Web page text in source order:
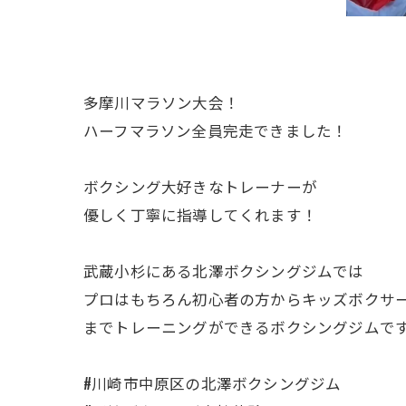
多摩川マラソン大会！
ハーフマラソン全員完走できました！
ボクシング大好きなトレーナーが
優しく丁寧に指導してくれます！
武蔵小杉にある北澤ボクシングジムでは
プロはもちろん初心者の方からキッズボクサ
までトレーニングができるボクシングジムで
#川崎市中原区の北澤ボクシングジム